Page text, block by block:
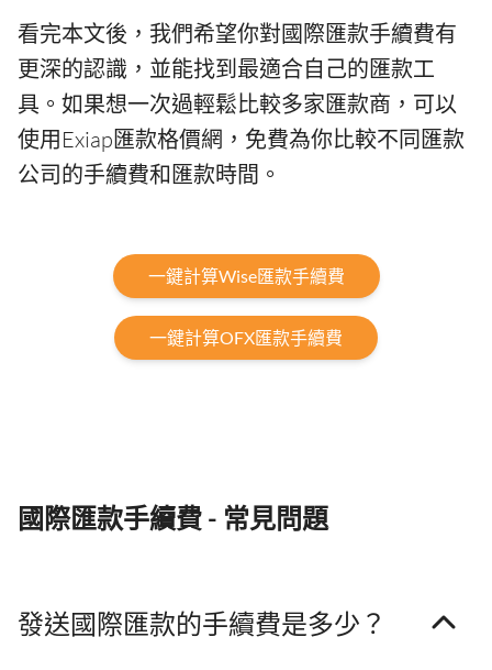
看完本文後，我們希望你對國際匯款手續費有
更深的認識，並能找到最適合自己的匯款工
具。如果想一次過輕鬆比較多家匯款商，可以
使用Exiap匯款格價網，免費為你比較不同匯款
公司的手續費和匯款時間。
一鍵計算Wise匯款手續費
一鍵計算OFX匯款手續費
國際匯款手續費 - 常見問題
發送國際匯款的手續費是多少？